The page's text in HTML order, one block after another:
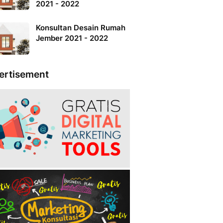
2021 - 2022
Konsultan Desain Rumah
Jember 2021 - 2022